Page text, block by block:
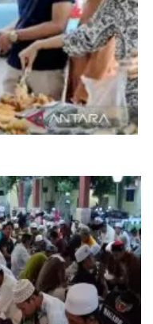
berbuka puasa